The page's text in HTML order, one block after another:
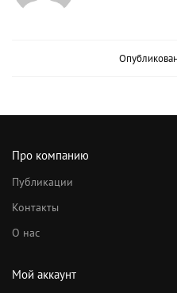
Про компанию
Публикации
Контакты
О нас
Мой аккаунт